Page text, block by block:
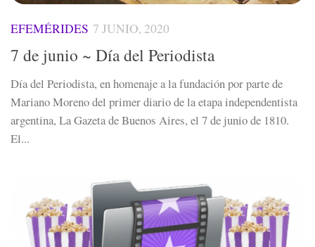
EFEMÉRIDES 7 JUNIO, 2020
7 de junio ~ Día del Periodista
Día del Periodista, en homenaje a la fundación por parte de
Mariano Moreno del primer diario de la etapa independentista
argentina, La Gazeta de Buenos Aires, el 7 de junio de 1810.
El...